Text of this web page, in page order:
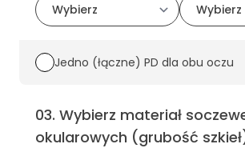
Jedno (łączne) PD dla obu oczu
03. Wybierz materiał
okularowych (grubość